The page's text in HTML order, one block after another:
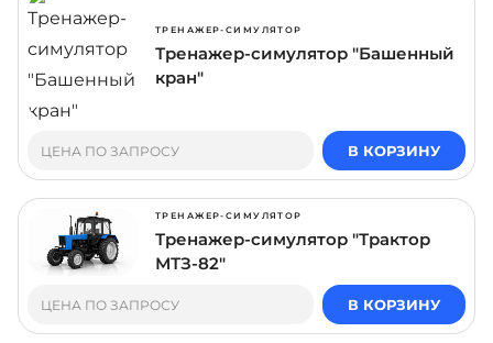
ТРЕНАЖЕР-СИМУЛЯТОР
Тренажер-симулятор "Башенный
кран"
ЦЕНА ПО ЗАПРОСУ В КОРЗИНУ
ТРЕНАЖЕР-СИМУЛЯТОР
Тренажер-симулятор "Трактор
МТЗ-82"
ЦЕНА ПО ЗАПРОСУ В КОРЗИНУ